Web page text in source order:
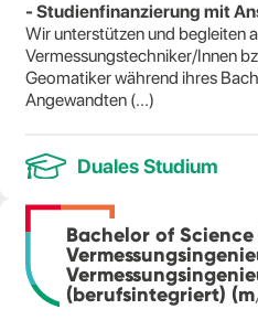
- Studienfinanzierung mit
Wir unterstützen und begleiten
Vermessungstechniker/Innen
Geomatiker während ihres
Angewandten (...)
Duales Studium
Bachelor of Science
(berufsintegriert)